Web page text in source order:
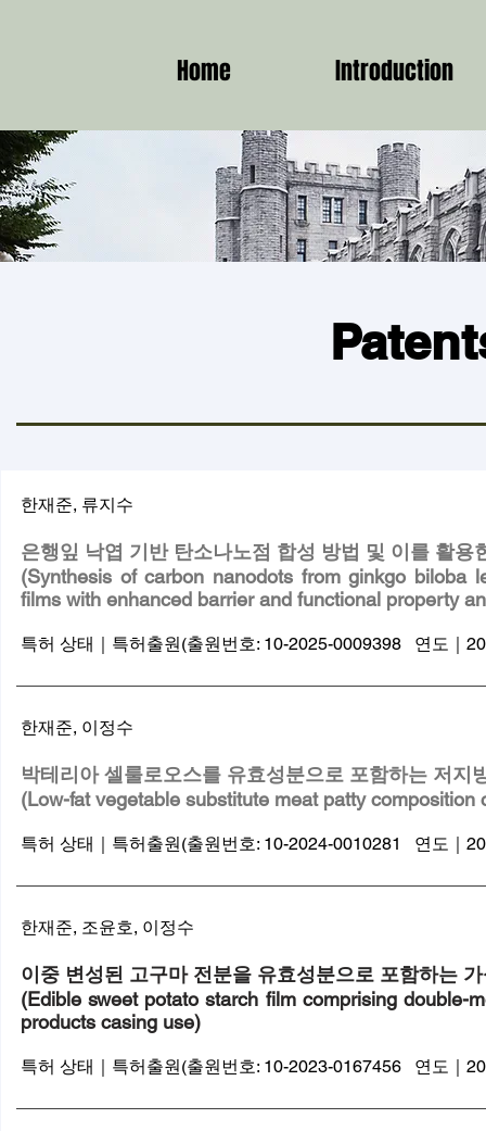
Home Introduction
​한재준, 류지수
은행잎 낙엽 기반 탄소나노점 합성 방법 및 이를 활
(Synthesis of carbon nanodots from ginkgo biloba
films with enhanced barrier and functional property
특허 상태｜특허출원(출원번호: 10-2025-0009398 연도｜
​한재준, 이정수
박테리아 셀룰로오스를 유효성분으로 포함하는 저지
(Low-fat vegetable substitute meat patty
특허 상태｜특허출원(출원번호: 10-2024-0010281 연도｜
​한재준, 조윤호, 이정수
이중 변성된 고구마 전분을 유효성분으로 포함하는
(Edible sweet potato starch film comprising double-
products casing use)
특허 상태｜특허출원(출원번호: 10-2023-0167456 연도｜